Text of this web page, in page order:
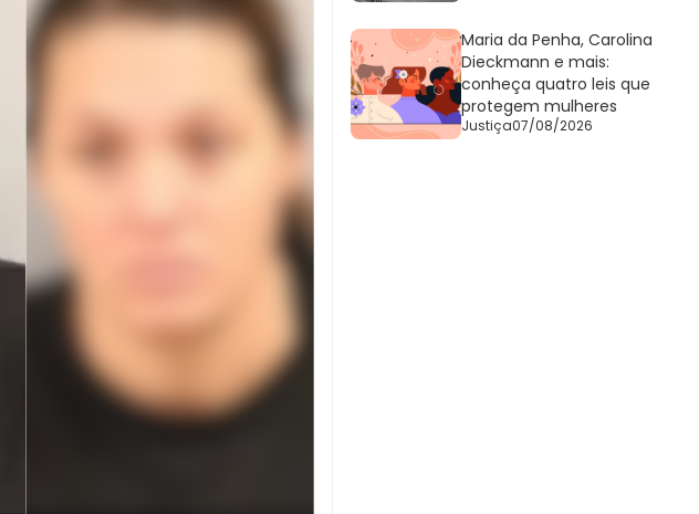
Maria da Penha, Carolina
Dieckmann e mais:
conheça quatro leis que
protegem mulheres
Justiça07/08/2026